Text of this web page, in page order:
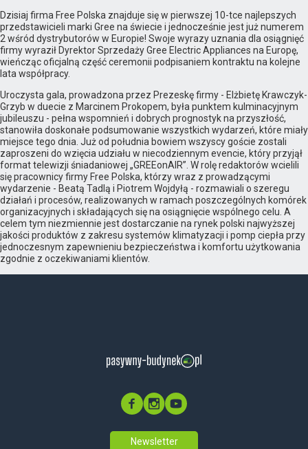
Dzisiaj firma Free Polska znajduje się w pierwszej 10-tce najlepszych
przedstawicieli marki Gree na świecie i jednocześnie jest już numerem
2 wśród dystrybutorów w Europie! Swoje wyrazy uznania dla osiągnięć
firmy wyraził Dyrektor Sprzedaży Gree Electric Appliances na Europę,
wieńcząc oficjalną część ceremonii podpisaniem kontraktu na kolejne
lata współpracy.
Uroczysta gala, prowadzona przez Prezeskę firmy - Elżbietę Krawczyk-
Grzyb w duecie z Marcinem Prokopem, była punktem kulminacyjnym
jubileuszu - pełna wspomnień i dobrych prognostyk na przyszłość,
stanowiła doskonałe podsumowanie wszystkich wydarzeń, które miały
miejsce tego dnia. Już od południa bowiem wszyscy goście zostali
zaproszeni do wzięcia udziału w niecodziennym evencie, który przyjął
format telewizji śniadaniowej „GREEonAIR”. W rolę redaktorów wcielili
się pracownicy firmy Free Polska, którzy wraz z prowadzącymi
wydarzenie - Beatą Tadlą i Piotrem Wojdyłą - rozmawiali o szeregu
działań i procesów, realizowanych w ramach poszczególnych komórek
organizacyjnych i składających się na osiągnięcie wspólnego celu. A
celem tym niezmiennie jest dostarczanie na rynek polski najwyższej
jakości produktów z zakresu systemów klimatyzacji i pomp ciepła przy
jednoczesnym zapewnieniu bezpieczeństwa i komfortu użytkowania
zgodnie z oczekiwaniami klientów.
Newsletter